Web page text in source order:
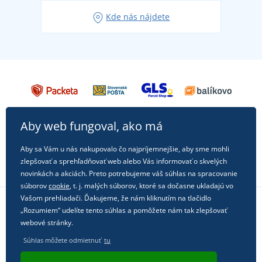
Kde nás nájdete
Sledujte nás na sociálnych sieťach
Aby web fungoval, ako má
Aby sa Vám u nás nakupovalo čo najpríjemnejšie, aby sme mohli
zlepšovať a sprehľadňovať web alebo Vás informovať o skvelých
novinkách a akciách. Preto potrebujeme váš súhlas na spracovanie
súborovcookie, t. j. malých súborov, ktoré sa dočasne ukladajú vo
Vašom prehliadači. Ďakujeme, že nám kliknutím na tlačidlo
„Rozumiem“ udelíte tento súhlas a pomôžete nám tak zlepšovať
webové stránky.
Súhlas môžete odmietnuť tu